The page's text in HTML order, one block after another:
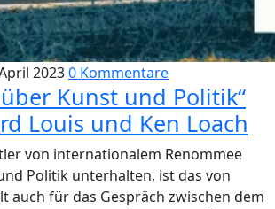
20230 Kommentare
über Kunst und Politik“
Louis und Ken Loach
von internationalem Renommee
Politik unterhalten, ist das von
auch für das Gespräch zwischen dem